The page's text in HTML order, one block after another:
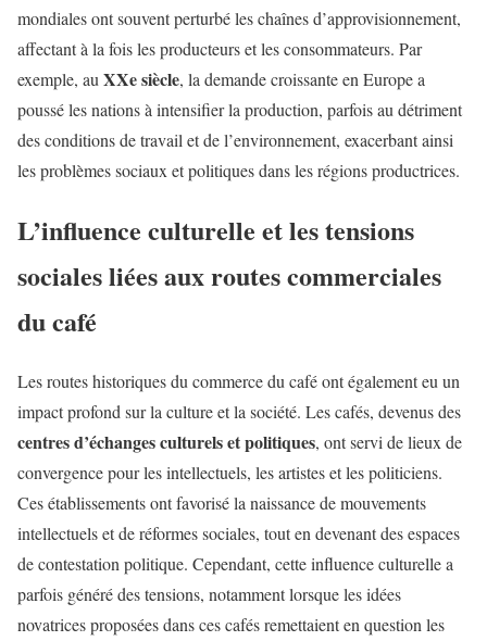
mondiales ont souvent perturbé les chaînes d’approvisionnement,
affectant à la fois les producteurs et les consommateurs. Par
exemple, au XXe siècle, la demande croissante en Europe a
poussé les nations à intensifier la production, parfois au détriment
des conditions de travail et de l’environnement, exacerbant ainsi
les problèmes sociaux et politiques dans les régions productrices.
L’influence culturelle et les tensions
sociales liées aux routes commerciales
du café
Les routes historiques du commerce du café ont également eu un
impact profond sur la culture et la société. Les cafés, devenus des
centres d’échanges culturels et politiques, ont servi de lieux de
convergence pour les intellectuels, les artistes et les politiciens.
Ces établissements ont favorisé la naissance de mouvements
intellectuels et de réformes sociales, tout en devenant des espaces
de contestation politique. Cependant, cette influence culturelle a
parfois généré des tensions, notamment lorsque les idées
novatrices proposées dans ces cafés remettaient en question les